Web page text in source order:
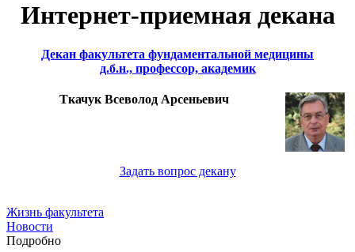
Интернет-приемная декана
Декан факультета фундаментальной медицины
д.б.н., профессор, академик
Ткачук Всеволод Арсеньевич
Задать вопрос декану
Жизнь факультета
Новости
Подробно